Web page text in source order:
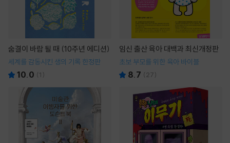
숨결이 바람 될 때 (10주년 에디션)
세계를 감동시킨 생의 기록 한정판
10.0 (1 )
임신 출산 육아 대백과 최신개정판
초보 부모를 위한 육아 바이블
8.7 ( 27)